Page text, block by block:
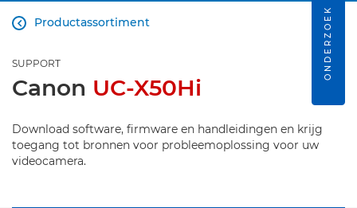
Productassortiment

SUPPORT
Canon UC-X50Hi
Download software, firmware en handleidingen en krijg
toegang tot bronnen voor probleemoplossing voor uw
videocamera.
ONDERZOEK